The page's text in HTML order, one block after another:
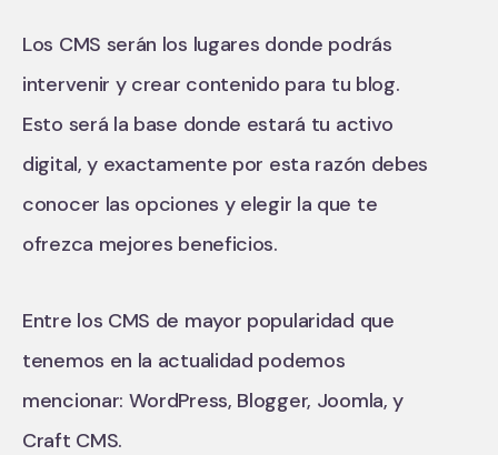
Los CMS serán los lugares donde podrás
intervenir y crear contenido para tu blog.
Esto será la base donde estará tu activo
digital, y exactamente por esta razón debes
conocer las opciones y elegir la que te
ofrezca mejores beneficios.
Entre los CMS de mayor popularidad que
tenemos en la actualidad podemos
mencionar: WordPress, Blogger, Joomla, y
Craft CMS.